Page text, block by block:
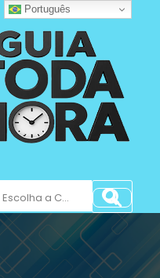
Escolha a Cidade ...
Português